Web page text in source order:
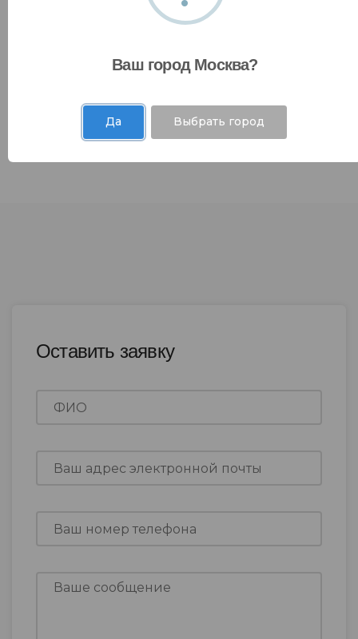
Оставить заявку
Ваш город Москва?
Да Выбрать город